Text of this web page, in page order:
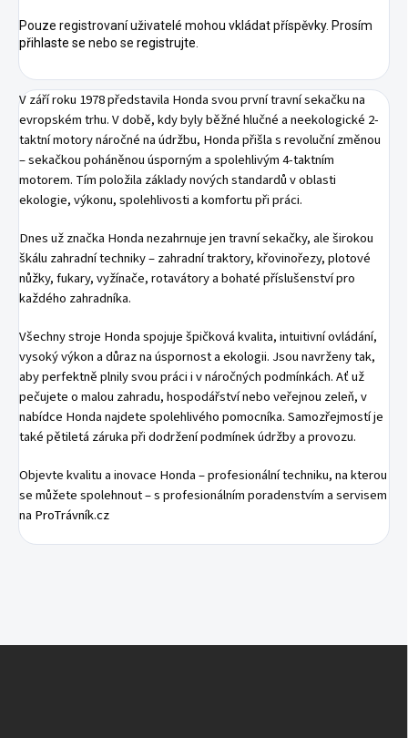
Pouze registrovaní uživatelé mohou vkládat příspěvky. Prosím
přihlaste se nebo se registrujte.
V září roku 1978 představila Honda svou první travní sekačku na
evropském trhu. V době, kdy byly běžné hlučné a neekologické 2-
taktní motory náročné na údržbu, Honda přišla s revoluční změnou
– sekačkou poháněnou úsporným a spolehlivým 4-taktním
motorem. Tím položila základy nových standardů v oblasti
ekologie, výkonu, spolehlivosti a komfortu při práci.
Dnes už značka Honda nezahrnuje jen travní sekačky, ale širokou
škálu zahradní techniky – zahradní traktory, křovinořezy, plotové
nůžky, fukary, vyžínače, rotavátory a bohaté příslušenství pro
každého zahradníka.
Všechny stroje Honda spojuje špičková kvalita, intuitivní ovládání,
vysoký výkon a důraz na úspornost a ekologii. Jsou navrženy tak,
aby perfektně plnily svou práci i v náročných podmínkách. Ať už
pečujete o malou zahradu, hospodářství nebo veřejnou zeleň, v
nabídce Honda najdete spolehlivého pomocníka. Samozřejmostí je
také pětiletá záruka při dodržení podmínek údržby a provozu.
Objevte kvalitu a inovace Honda – profesionální techniku, na kterou
se můžete spolehnout – s profesionálním poradenstvím a servisem
na ProTrávník.cz